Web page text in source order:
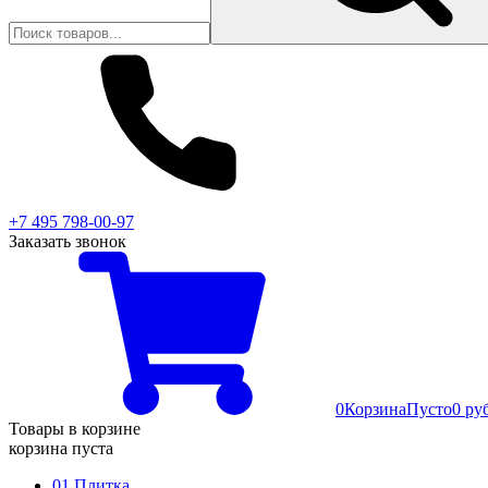
+7 495 798-00-97
Заказать звонок
0КорзинаПусто0
Товары в корзине
корзина пуста